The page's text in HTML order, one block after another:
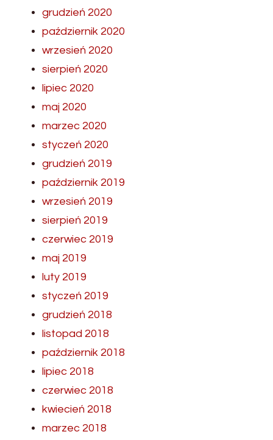
grudzień 2020
październik 2020
wrzesień 2020
sierpień 2020
lipiec 2020
maj 2020
marzec 2020
styczeń 2020
grudzień 2019
październik 2019
wrzesień 2019
sierpień 2019
czerwiec 2019
maj 2019
luty 2019
styczeń 2019
grudzień 2018
listopad 2018
październik 2018
lipiec 2018
czerwiec 2018
kwiecień 2018
marzec 2018